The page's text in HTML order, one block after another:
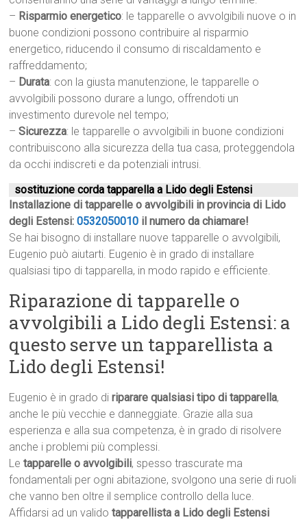
– Risparmio energetico: le tapparelle o avvolgibili nuove o in
buone condizioni possono contribuire al risparmio
energetico, riducendo il consumo di riscaldamento e
raffreddamento;
– Durata: con la giusta manutenzione, le tapparelle o
avvolgibili possono durare a lungo, offrendoti un
investimento durevole nel tempo;
–Sicurezza: le tapparelle o avvolgibili in buone condizioni
contribuiscono alla sicurezza della tua casa, proteggendola
da occhi indiscreti e da potenziali intrusi.
sostituzione corda tapparella a Lido degli Estensi
Installazione di tapparelle o avvolgibili in provincia di Lido
degli Estensi:0532050010 il numero da chiamare!
Se hai bisogno di installare nuove tapparelle o avvolgibili,
Eugenio può aiutarti. Eugenio è in grado di installare
qualsiasi tipo di tapparella, in modo rapido e efficiente.
Riparazione di tapparelle o
avvolgibili a Lido degli Estensi: a
questo serve un tapparellista a
Lido degli Estensi!
Eugenio è in grado diriparare qualsiasi tipo di tapparella,
anche le più vecchie e danneggiate. Grazie alla sua
esperienza e alla sua competenza, è in grado di risolvere
anche i problemi più complessi.
Letapparelle o avvolgibili, spesso trascurate ma
fondamentali per ogni abitazione, svolgono una serie di ruoli
che vanno ben oltre il semplice controllo della luce.
Affidarsi ad un validotapparellista a Lido degli Estensi